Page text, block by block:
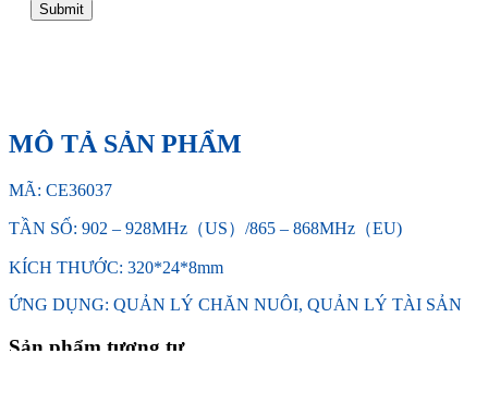
Submit
MÔ TẢ SẢN PHẨM
MÃ: CE36037
TẦN SỐ: 902 – 928MHz（US）/865 – 868MHz（EU)
KÍCH THƯỚC: 320*24*8mm
ỨNG DỤNG: QUẢN LÝ CHĂN NUÔI, QUẢN LÝ TÀI SẢN
Sản phẩm tương tự